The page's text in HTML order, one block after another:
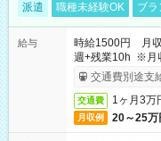
派遣 職種未経験OK ブラ
給与
時給1500円 月
週+残業10h ※月
受取りサービス
交通費別途支
交通費 1ヶ月3万
月収例 20～25万